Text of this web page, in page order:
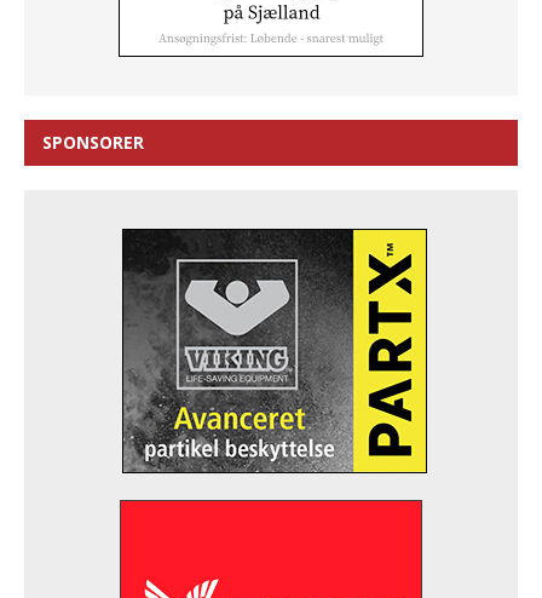
SPONSORER